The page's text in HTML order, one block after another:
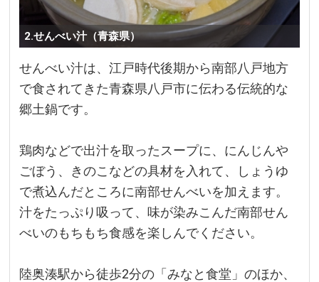
2.せんべい汁（青森県）
せんべい汁は、江戸時代後期から南部八戸地方
で食されてきた青森県八戸市に伝わる伝統的な
郷土鍋です。
鶏肉などで出汁を取ったスープに、にんじんや
ごぼう、きのこなどの具材を入れて、しょうゆ
で煮込んだところに南部せんべいを加えます。
汁をたっぷり吸って、味が染みこんだ南部せん
べいのもちもち食感を楽しんでください。
陸奥湊駅から徒歩2分の「みなと食堂」のほか、